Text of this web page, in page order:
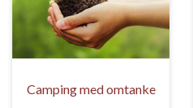
Camping med omtanke